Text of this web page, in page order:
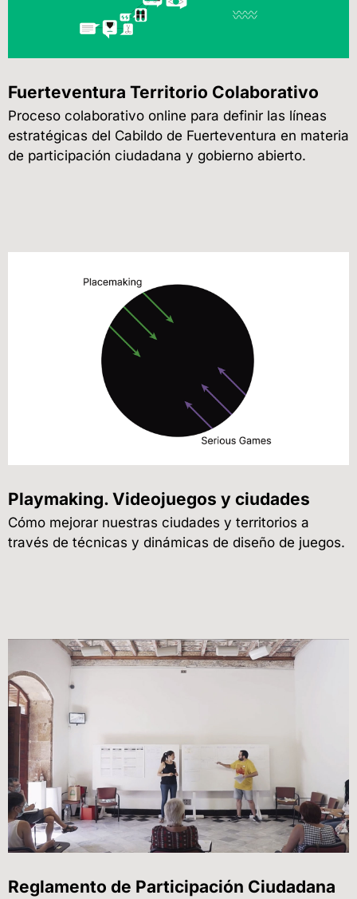
Fuerteventura Territorio Colaborativo
Proceso colaborativo online para definir las líneas
estratégicas del Cabildo de Fuerteventura en materia
de participación ciudadana y gobierno abierto.
Playmaking. Videojuegos y ciudades
Cómo mejorar nuestras ciudades y territorios a
través de técnicas y dinámicas de diseño de juegos.
Reglamento de Participación Ciudadana